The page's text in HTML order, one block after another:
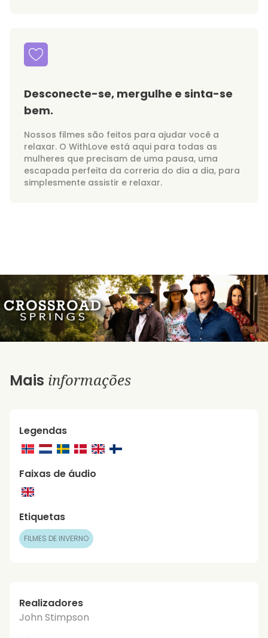
Desconecte-se, mergulhe e sinta-se
bem.
Nossos filmes são feitos para ajudar você a
relaxar. O WithLove está aqui para todas as
mulheres que precisam de uma pausa, uma
escapada perfeita da correria do dia a dia, para
simplesmente assistir e relaxar.
Mais informações
Legendas
Faixas de áudio
Etiquetas
FILMES DE INVERNO
Realizadores
John Stimpson